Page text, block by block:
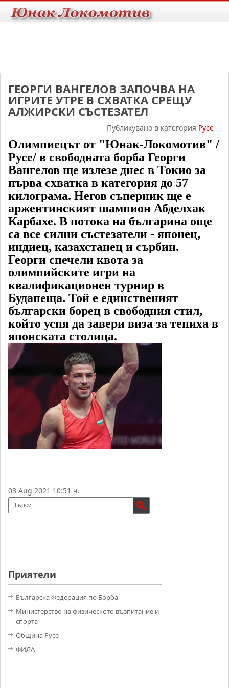
ГЕОРГИ ВАНГЕЛОВ ЗАПОЧВА НА
ИГРИТЕ УТРЕ В СХВАТКА СРЕЩУ
АЛЖИРСКИ СЪСТЕЗАТЕЛ
Публикувано в категория Русе
Олимпиецът от "Юнак-Локомотив" /
Русе/ в свободната борба Георги
Вангелов ще излезе днес в Токио за
първа схватка в категория до 57
килограма. Негов съперник ще е
аржентинският шампион Абделхак
Карбахе. В потока на българина още
са все силни състезатели - японец,
индиец, казахстанец и сърбин.
Георги спечели квота за
олимпийските игри на
квалификационен турнир в
Будапеща. Той е единственият
български борец в свободния стил,
който успя да завери виза за тепиха в
японската столица.
03 Aug 2021 10:51 ч.
Приятели
Българска Федерация по Борба
Министерство на физическото възпитание и
спорта
Община Русе
ФИЛА